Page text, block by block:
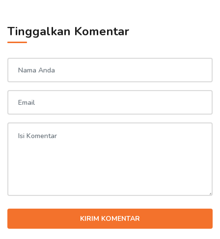
Tinggalkan Komentar
KIRIM KOMENTAR